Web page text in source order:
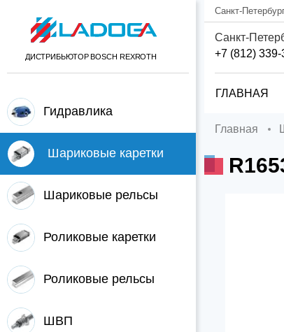
ДИСТРИБЬЮТОР BOSCH REXROTH
Гидравлика
Шариковые каретки
Шариковые рельсы
Роликовые каретки
Роликовые рельсы
ШВП
Санкт-
Санкт-
+7 (812) 339-
ГЛАВНАЯ
Главная